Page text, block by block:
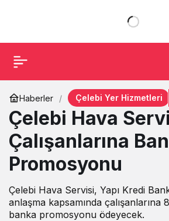
Haberler Çelebi Yer Hizmetleri
Çelebi Hava
Çalışanlarına
Promosyonu
Çelebi Hava Servisi, Yapı Kredi
anlaşma kapsamında çalışanlarına
banka promosyonu ödeyecek.